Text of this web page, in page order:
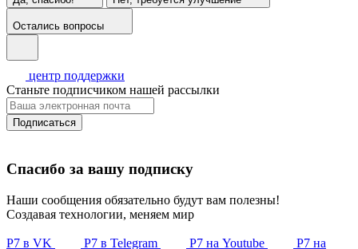
Остались вопросы
центр поддержки
Станьте подписчиком нашей рассылки
Подписаться
Спасибо за вашу подписку
Наши сообщения обязательно будут вам полезны!
Создавая технологии, меняем мир
Р7 в VK Р7 в Telegram Р7 на Youtube Р7 на